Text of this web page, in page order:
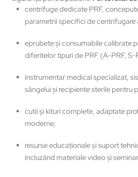
centrifuge dedicate PRF,
parametrii specifici de centrifugare
eprubete și consumabile calibrate
diferitelor tipuri de PRF (A-PRF, S-
instrumentar medical specializat,
sângelui și recipiente sterile pentru
cutii și kituri complete, adaptate
moderne;
resurse educaționale și suport
incluzând materiale video și